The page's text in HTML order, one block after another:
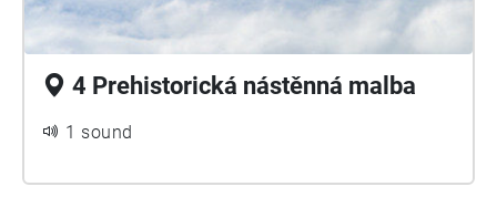
4 Prehistorická nástěnná malba
1 sound